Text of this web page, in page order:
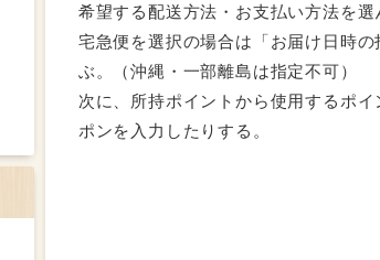
希望する配送方法・お支払い方法を選
宅急便を選択の場合は「お届け日時
ぶ。（沖縄・一部離島は指定不可）
次に、所持ポイントから使用するポ
ポンを入力したりする。